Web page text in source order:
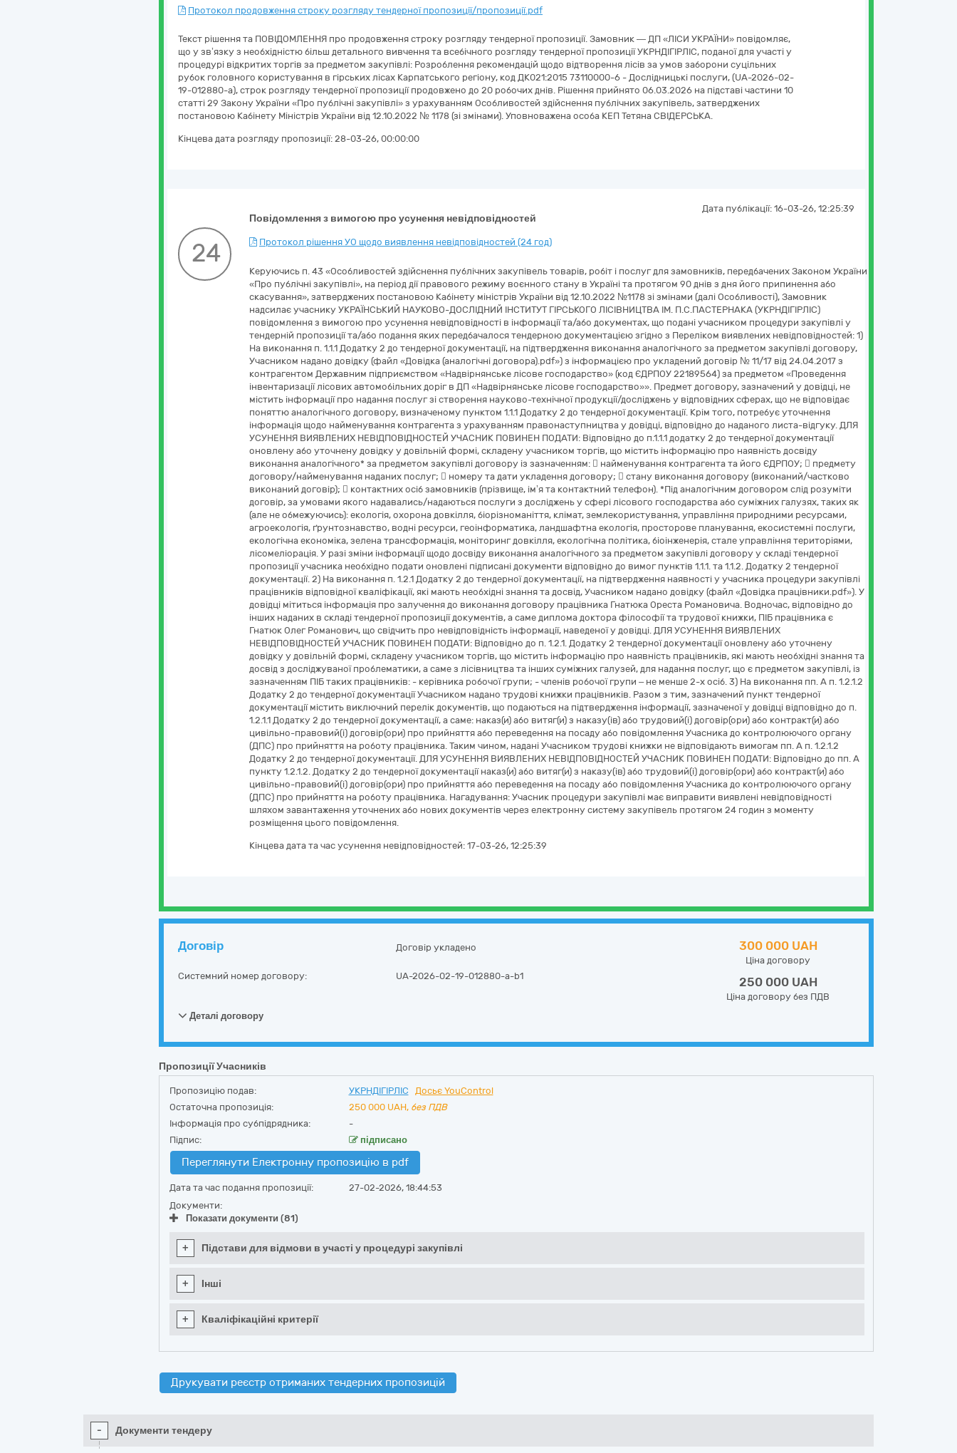
Протокол продовження строку розгляду тендерної пропозиції/пропозиції.pdf
Текст рішення та ПОВІДОМЛЕННЯ про продовження строку розгляду тендерної пропозиції. Замовник — ДП «ЛІСИ УКРАЇНИ» повідомляє,
що у зв’язку з необхідністю більш детального вивчення та всебічного розгляду тендерної пропозиції УКРНДІГІРЛІС, поданої для участі у
процедурі відкритих торгів за предметом закупівлі: Розроблення рекомендацій щодо відтворення лісів за умов заборони суцільних
рубок головного користування в гірських лісах Карпатського регіону, код ДК021:2015 73110000-6 - Дослідницькі послуги, (UA-2026-02-
19-012880-a), строк розгляду тендерної пропозиції продовжено до 20 робочих днів. Рішення прийнято 06.03.2026 на підставі частини 10
статті 29 Закону України «Про публічні закупівлі» з урахуванням Особливостей здійснення публічних закупівель, затверджених
постановою Кабінету Міністрів України від 12.10.2022 № 1178 (зі змінами). Уповноважена особа КЕП Тетяна СВІДЕРСЬКА.
Кінцева дата розгляду пропозиції: 28-03-26, 00:00:00
Повідомлення з вимогою про усунення невідповідностей
Дата публікації: 16-03-26, 12:25:39
24 Протокол рішення УО щодо виявлення невідповідностей (24 год)
Керуючись п. 43 «Особливостей здійснення публічних закупівель товарів, робіт і послуг для замовників, передбачених Законом України
«Про публічні закупівлі», на період дії правового режиму воєнного стану в Україні та протягом 90 днів з дня його припинення або
скасування», затверджених постановою Кабінету міністрів України від 12.10.2022 №1178 зі змінами (далі Особливості), Замовник
надсилає учаснику УКРАЇНСЬКИЙ НАУКОВО-ДОСЛІДНИЙ ІНСТИТУТ ГІРСЬКОГО ЛІСІВНИЦТВА ІМ. П.С.ПАСТЕРНАКА (УКРНДІГІРЛІС)
повідомлення з вимогою про усунення невідповідності в інформації та/або документах, що подані учасником процедури закупівлі у
тендерній пропозиції та/або подання яких передбачалося тендерною документацією згідно з Переліком виявлених невідповідностей: 1)
На виконання п. 1.1.1 Додатку 2 до тендерної документації, на підтвердження виконання аналогічного за предметом закупівлі договору,
Учасником надано довідку (файл «Довідка (аналогічні договора).pdf») з інформацією про укладений договір № 11/17 від 24.04.2017 з
контрагентом Державним підприємством «Надвірнянське лісове господарство» (код ЄДРПОУ 22189564) за предметом «Проведення
інвентаризації лісових автомобільних доріг в ДП «Надвірнянське лісове господарство»». Предмет договору, зазначений у довідці, не
містить інформації про надання послуг зі створення науково-технічної продукції/досліджень у відповідних сферах, що не відповідає
поняттю аналогічного договору, визначеному пунктом 1.1.1 Додатку 2 до тендерної документації. Крім того, потребує уточнення
інформація щодо найменування контрагента з урахуванням правонаступництва у довідці, відповідно до наданого листа-відгуку. ДЛЯ
УСУНЕННЯ ВИЯВЛЕНИХ НЕВІДПОВІДНОСТЕЙ УЧАСНИК ПОВИНЕН ПОДАТИ: Відповідно до п.1.1.1 додатку 2 до тендерної документації
оновлену або уточнену довідку у довільній формі, складену учасником торгів, що містить інформацію про наявність досвіду
виконання аналогічного* за предметом закупівлі договору із зазначенням:  найменування контрагента та його ЄДРПОУ;  предмету
договору/найменування наданих послуг;  номеру та дати укладення договору;  стану виконання договору (виконаний/частково
виконаний договір);  контактних осіб замовників (прізвище, ім’я та контактний телефон). *Під аналогічним договором слід розуміти
договір, за умовами якого надавались/надаються послуги з досліджень у сфері лісового господарства або суміжних галузях, таких як
(але не обмежуючись): екологія, охорона довкілля, біорізноманіття, клімат, землекористування, управління природними ресурсами,
агроекологія, ґрунтознавство, водні ресурси, геоінформатика, ландшафтна екологія, просторове планування, екосистемні послуги,
екологічна економіка, зелена трансформація, моніторинг довкілля, екологічна політика, біоінженерія, стале управління територіями,
лісомеліорація. У разі зміни інформації щодо досвіду виконання аналогічного за предметом закупівлі договору у складі тендерної
пропозиції учасника необхідно подати оновлені підписані документи відповідно до вимог пунктів 1.1.1. та 1.1.2. Додатку 2 тендерної
документації. 2) На виконання п. 1.2.1 Додатку 2 до тендерної документації, на підтвердження наявності у учасника процедури закупівлі
працівників відповідної кваліфікації, які мають необхідні знання та досвід, Учасником надано довідку (файл «Довідка працівники.pdf»). У
довідці мітиться інформація про залучення до виконання договору працівника Гнатюка Ореста Романовича. Водночас, відповідно до
інших наданих в складі тендерної пропозиції документів, а саме диплома доктора філософії та трудової книжки, ПІБ працівника є
Гнатюк Олег Романович, що свідчить про невідповідність інформації, наведеної у довідці. ДЛЯ УСУНЕННЯ ВИЯВЛЕНИХ
НЕВІДПОВІДНОСТЕЙ УЧАСНИК ПОВИНЕН ПОДАТИ: Відповідно до п. 1.2.1. Додатку 2 тендерної документації оновлену або уточнену
довідку у довільній формі, складену учасником торгів, що містить інформацію про наявність працівників, які мають необхідні знання та
досвід з досліджуваної проблематики, а саме з лісівництва та інших суміжних галузей, для надання послуг, що є предметом закупівлі, із
зазначенням ПІБ таких працівників: - керівника робочої групи; - членів робочої групи – не менше 2-х осіб. 3) На виконання пп. А п. 1.2.1.2
Додатку 2 до тендерної документації Учасником надано трудові книжки працівників. Разом з тим, зазначений пункт тендерної
документації містить виключний перелік документів, що подаються на підтвердження інформації, зазначеної у довідці відповідно до п.
1.2.1.1 Додатку 2 до тендерної документації, а саме: наказ(и) або витяг(и) з наказу(ів) або трудовий(і) договір(ори) або контракт(и) або
цивільно-правовий(і) договір(ори) про прийняття або переведення на посаду або повідомлення Учасника до контролюючого органу
(ДПС) про прийняття на роботу працівника. Таким чином, надані Учасником трудові книжки не відповідають вимогам пп. А п. 1.2.1.2
Додатку 2 до тендерної документації. ДЛЯ УСУНЕННЯ ВИЯВЛЕНИХ НЕВІДПОВІДНОСТЕЙ УЧАСНИК ПОВИНЕН ПОДАТИ: Відповідно до пп. А
пункту 1.2.1.2. Додатку 2 до тендерної документації наказ(и) або витяг(и) з наказу(ів) або трудовий(і) договір(ори) або контракт(и) або
цивільно-правовий(і) договір(ори) про прийняття або переведення на посаду або повідомлення Учасника до контролюючого органу
(ДПС) про прийняття на роботу працівника. Нагадування: Учасник процедури закупівлі має виправити виявлені невідповідності
шляхом завантаження уточнених або нових документів через електронну систему закупівель протягом 24 годин з моменту
розміщення цього повідомлення.
Кінцева дата та час усунення невідповідностей: 17-03-26, 12:25:39
Договір Договір укладено
Системний номер договору: UA-2026-02-19-012880-a-b1
300 000 UAH
Ціна договору
250 000 UAH
Ціна договору без ПДВ
Деталі договору
Пропозиції Учасників
Пропозицію подав: УКРНДІГІРЛІС
Досьє YouControl
Остаточна пропозиція:
250 000 UAH, без ПДВ
Інформація про субпідрядника:
-
Підпис:
підписано
Переглянути Електронну пропозицію в pdf
Дата та час подання пропозиції:
27-02-2026, 18:44:53
Документи:
Показати документи (81)
+ Підстави для відмови в участі у процедурі закупівлі
+ Інші
+ Кваліфікаційні критерії
Друкувати реєстр отриманих тендерних пропозицій
- Документи тендеру